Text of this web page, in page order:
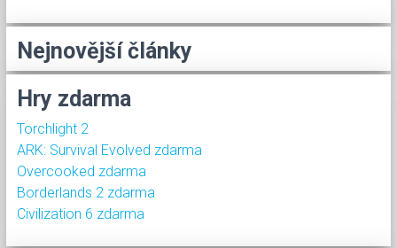
Nejnovější články
Hry zdarma
Torchlight 2
ARK: Survival Evolved zdarma
Overcooked zdarma
Borderlands 2 zdarma
Civilization 6 zdarma